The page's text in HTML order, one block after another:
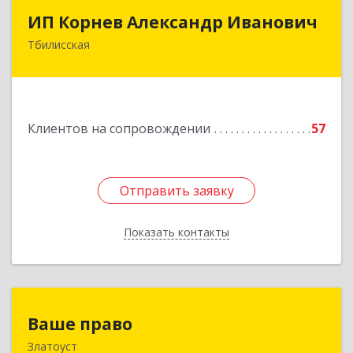
ИП Корнев Александр Иванович
Тбилисская
Клиентов на сопровождении 57
Отправить заявку
Показать контакты
352360, Краснодарский край, Тбилисский р-н,
Отправить заявку
Назад
Ваше право
Златоуст